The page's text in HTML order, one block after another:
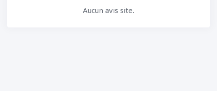
Aucun avis site.